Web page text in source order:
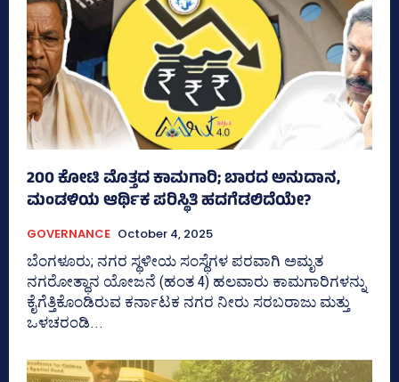
200 ಕೋಟಿ ಮೊತ್ತದ ಕಾಮಗಾರಿ; ಬಾರದ ಅನುದಾನ,
ಮಂಡಳಿಯ ಆರ್ಥಿಕ ಪರಿಸ್ಥಿತಿ ಹದಗೆಡಲಿದೆಯೇ?
GOVERNANCE October 4, 2025
ಬೆಂಗಳೂರು; ನಗರ ಸ್ಥಳೀಯ ಸಂಸ್ಥೆಗಳ ಪರವಾಗಿ ಅಮೃತ
ನಗರೋತ್ಥಾನ ಯೋಜನೆ (ಹಂತ 4) ಹಲವಾರು ಕಾಮಗಾರಿಗಳನ್ನು
ಕೈಗೆತ್ತಿಕೊಂಡಿರುವ ಕರ್ನಾಟಕ ನಗರ ನೀರು ಸರಬರಾಜು ಮತ್ತು
ಒಳಚರಂಡಿ...